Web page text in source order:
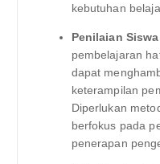
kebutuhan
Penilaian
pembelajaran
dapat
keterampilan
Diperlukan
berfokus pada
penerapan